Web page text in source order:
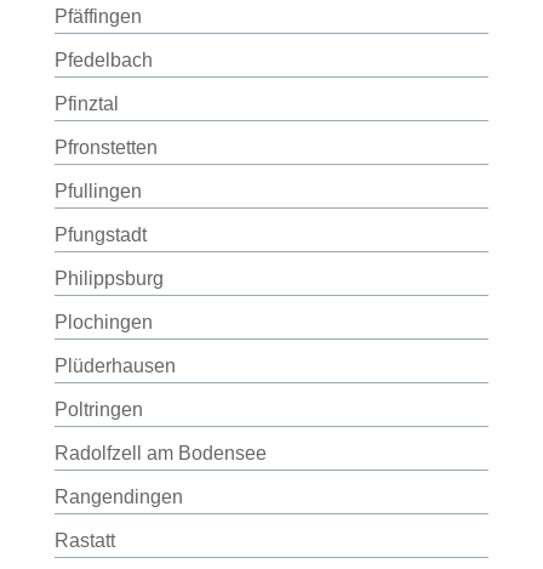
Pfäffingen
Pfedelbach
Pfinztal
Pfronstetten
Pfullingen
Pfungstadt
Philippsburg
Plochingen
Plüderhausen
Poltringen
Radolfzell am Bodensee
Rangendingen
Rastatt